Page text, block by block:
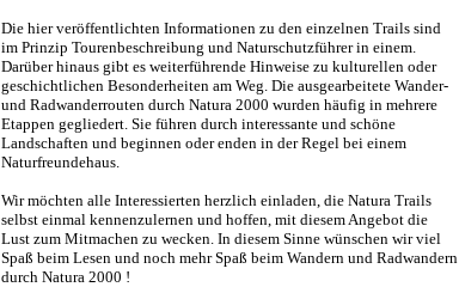
Die hier veröffentlichten Informationen zu den einzelnen Trails sind
im Prinzip Tourenbeschreibung und Naturschutzführer in einem.
Darüber hinaus gibt es weiterführende Hinweise zu kulturellen oder
geschichtlichen Besonderheiten am Weg. Die ausgearbeitete Wander-
und Radwanderrouten durch Natura 2000 wurden häufig in mehrere
Etappen gegliedert. Sie führen durch interessante und schöne
Landschaften und beginnen oder enden in der Regel bei einem
Naturfreundehaus.
Wir möchten alle Interessierten herzlich einladen, die Natura Trails
selbst einmal kennenzulernen und hoffen, mit diesem Angebot die
Lust zum Mitmachen zu wecken. In diesem Sinne wünschen wir viel
Spaß beim Lesen und noch mehr Spaß beim Wandern und Radwandern
durch Natura 2000 !